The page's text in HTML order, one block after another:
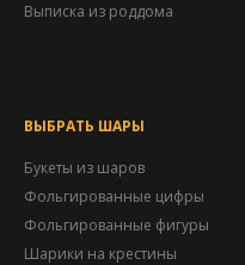
Выписка из роддома
ВЫБРАТЬ ШАРЫ
Букеты из шаров
Фольгированные цифры
Фольгированные фигуры
Шарики на крестины